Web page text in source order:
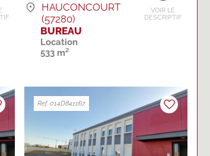
VOIR LE
DESCRIPTIF
HAUCONCOURT
(57280)
BUREAU
Location
533 m²
Ref. 014D841167